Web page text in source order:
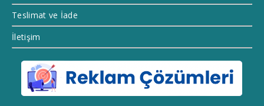
Teslimat ve İade
İletişim